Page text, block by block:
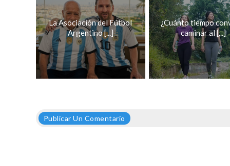
La Asociación del Fútbol
Argentino [...]
¿Cuánto tiempo
caminar al [...]
Publicar Un Comentario